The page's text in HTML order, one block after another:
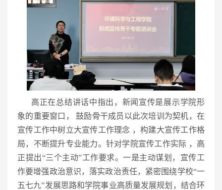
高正在总结讲话中指出，新闻宣传是展示学院形
象的重要窗口， 鼓励骨干成员以此次培训为契机，在
宣传工作中树立大宣传工作理念 ，构建大宣传工作格
局，不断提升专业能力。针对学院宣传工作实际 ，高
正提出“三个主动”工作要求。一是主动谋划，宣传工
作要增强政治意识，落实政治责任，紧密围绕学校“一
五七九”发展思路和学院事业高质量发展规划，结合环